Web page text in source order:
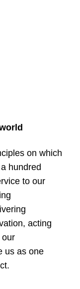
on which
hundred
to our
acting
our
us as one